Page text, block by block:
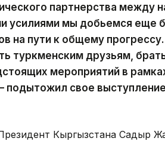
партнерства между
усилиями мы добьемся еще
на пути к общему прогрессу.
туркменским друзьям,
мероприятий в
подытожил свое
Кыргызстана Садыр